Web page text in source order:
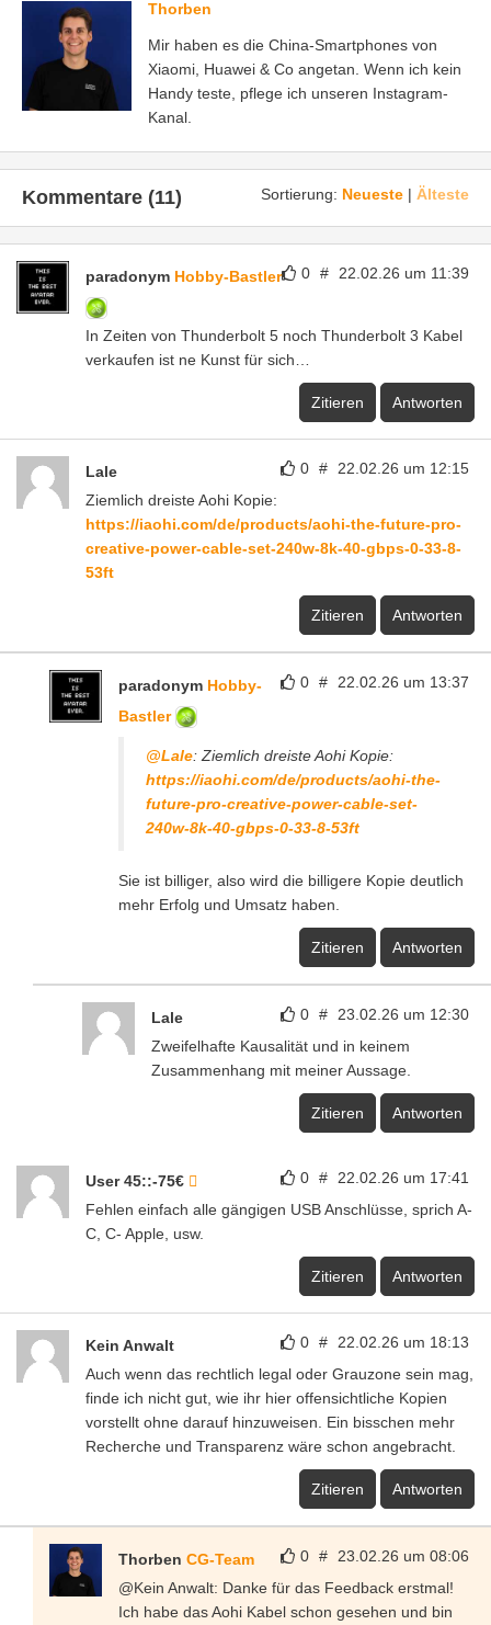
Thorben
Mir haben es die China-Smartphones von
Xiaomi, Huawei & Co angetan. Wenn ich kein
Handy teste, pflege ich unseren Instagram-
Kanal.
Sortierung: Neueste | Älteste
Kommentare (11)
0 # 22.02.26 um 11:39
paradonym Hobby-Bastler
In Zeiten von Thunderbolt 5 noch Thunderbolt 3 Kabel
verkaufen ist ne Kunst für sich…
Zitieren Antworten
0 # 22.02.26 um 12:15
Lale
Ziemlich dreiste Aohi Kopie:
https://iaohi.com/de/products/aohi-the-future-pro-
creative-power-cable-set-240w-8k-40-gbps-0-33-8-
53ft
Zitieren Antworten
0 # 22.02.26 um 13:37
paradonym Hobby-
Bastler
@Lale: Ziemlich dreiste Aohi Kopie:
https://iaohi.com/de/products/aohi-the-
future-pro-creative-power-cable-set-
240w-8k-40-gbps-0-33-8-53ft
Sie ist billiger, also wird die billigere Kopie deutlich
mehr Erfolg und Umsatz haben.
Zitieren Antworten
0 # 23.02.26 um 12:30
Lale
Zweifelhafte Kausalität und in keinem
Zusammenhang mit meiner Aussage.
Zitieren Antworten
0 # 22.02.26 um 17:41
User 45::-75€
Fehlen einfach alle gängigen USB Anschlüsse, sprich A-
C, C- Apple, usw.
Zitieren Antworten
0 # 22.02.26 um 18:13
Kein Anwalt
Auch wenn das rechtlich legal oder Grauzone sein mag,
finde ich nicht gut, wie ihr hier offensichtliche Kopien
vorstellt ohne darauf hinzuweisen. Ein bisschen mehr
Recherche und Transparenz wäre schon angebracht.
Zitieren Antworten
0 # 23.02.26 um 08:06
Thorben CG-Team
@Kein Anwalt: Danke für das Feedback erstmal!
Ich habe das Aohi Kabel schon gesehen und bin